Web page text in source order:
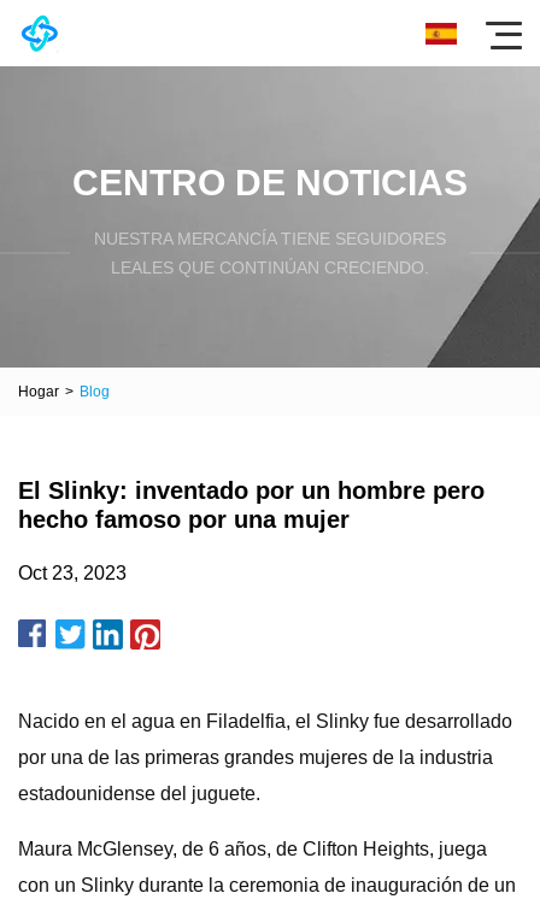
CENTRO DE NOTICIAS
NUESTRA MERCANCÍA TIENE SEGUIDORES
LEALES QUE CONTINÚAN CRECIENDO.
Hogar > Blog
El Slinky: inventado por un hombre pero
hecho famoso por una mujer
Oct 23, 2023
Nacido en el agua en Filadelfia, el Slinky fue desarrollado
por una de las primeras grandes mujeres de la industria
estadounidense del juguete.
Maura McGlensey, de 6 años, de Clifton Heights, juega
con un Slinky durante la ceremonia de inauguración de un